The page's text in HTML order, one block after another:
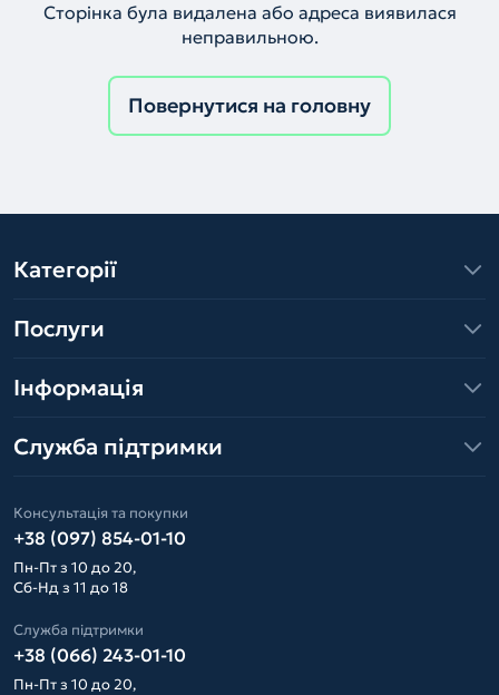
Сторінка була видалена або адреса виявилася
неправильною.
Повернутися на головну
Категорії
Послуги
Інформація
Служба підтримки
Консультація та покупки
+38 (097) 854-01-10
Пн-Пт з 10 до 20,
Сб-Нд з 11 до 18
Служба підтримки
+38 (066) 243-01-10
Пн-Пт з 10 до 20,